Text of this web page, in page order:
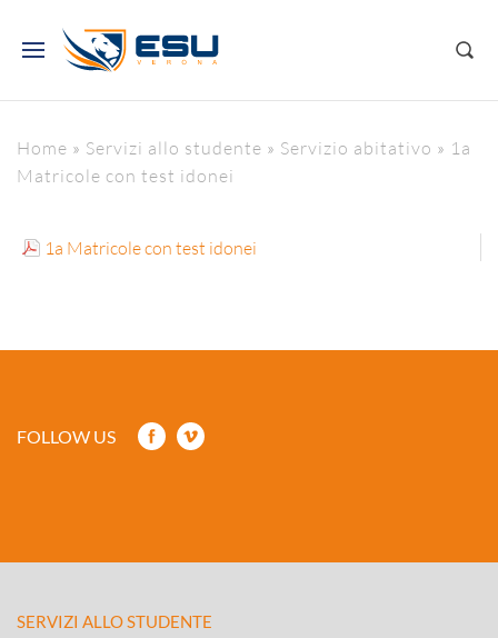
Home » Servizi allo studente » Servizio abitativo » 1a
Matricole con test idonei
1a Matricole con test idonei
FOLLOW US
SERVIZI ALLO STUDENTE